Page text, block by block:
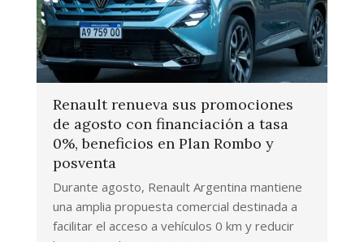
Renault renueva sus promociones
de agosto con financiación a tasa
0%, beneficios en Plan Rombo y
posventa
Durante agosto, Renault Argentina mantiene
una amplia propuesta comercial destinada a
facilitar el acceso a vehículos 0 km y reducir